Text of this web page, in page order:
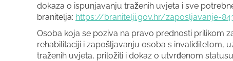
dokaza o ispunjavanju traženih uvjeta i sve
branitelja: https://branitelji.gov.hr/zaposljavanje-
Osoba koja se poziva na pravo prednosti prilikom
rehabilitaciji i zapošljavanju osoba s invaliditetom,
traženih uvjeta, priložiti i dokaz o utvrđenom